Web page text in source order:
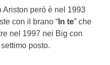
Ariston però è nel 1993
con il brano “ In te” che
nel 1997 nei Big con
posto.